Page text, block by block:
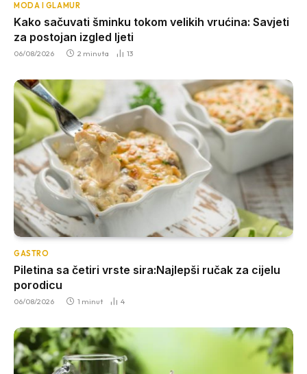
MODA I GLAMUR
Kako sačuvati šminku tokom velikih vrućina: Savjeti
za postojan izgled ljeti
06/08/2026 2 minuta 13
GASTRO
Piletina sa četiri vrste sira:Najlepši ručak za cijelu
porodicu
06/08/2026 1 minut 4